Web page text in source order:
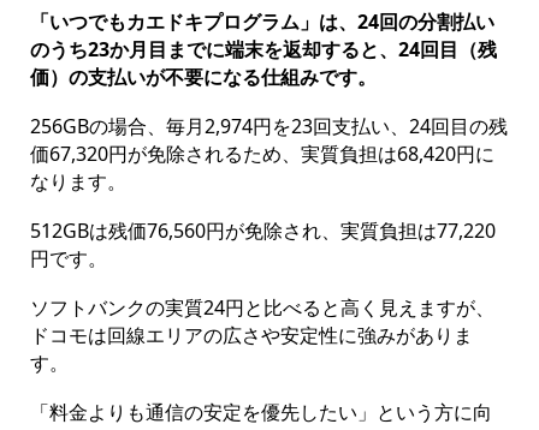
「いつでもカエドキプログラム」は、24回の分割払い
のうち23か月目までに端末を返却すると、24回目（残
価）の支払いが不要になる仕組みです。
256GBの場合、毎月2,974円を23回支払い、24回目の残
価67,320円が免除されるため、実質負担は68,420円に
なります。
512GBは残価76,560円が免除され、実質負担は77,220
円です。
ソフトバンクの実質24円と比べると高く見えますが、
ドコモは回線エリアの広さや安定性に強みがありま
す。
「料金よりも通信の安定を優先したい」という方に向